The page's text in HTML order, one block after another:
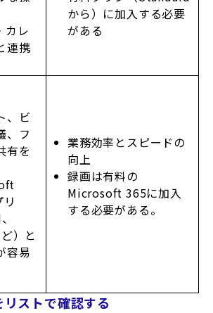
カレ
連携
から）に加入する必要
がある
、ビ
、フ
有を
）と
容易
業務効率とスピードの
向上
録画は有料の
Microsoft 365に加入
する必要がある。
ストで確認する